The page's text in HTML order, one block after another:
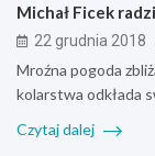
Michał Ficek
22 grudnia 2018
Mroźna pogoda
kolarstwa odkłada
Czytaj dalej